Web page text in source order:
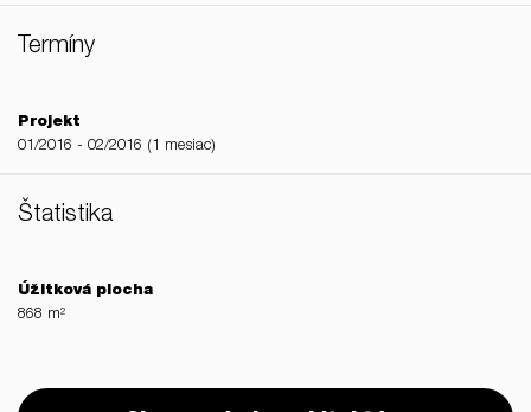
Termíny
Projekt
01/2016 - 02/2016 (1 mesiac)
Štatistika
Úžitková plocha
868 m²